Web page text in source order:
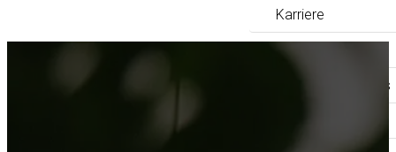
Karriere
Impressum
Zentrale Steinhaus